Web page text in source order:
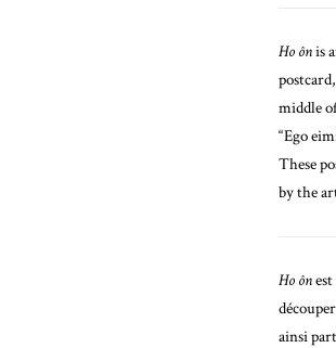
Ho ônis
middle
“Ego
These
by the
Ho ônest
ainsi